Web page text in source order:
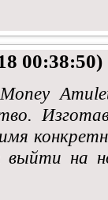
00:38:50)
выйти на